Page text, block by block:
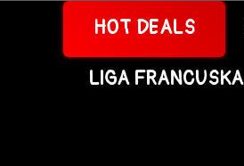
HOT DEALS
LIGA FRANCUSKA